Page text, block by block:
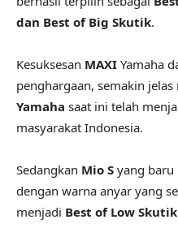
dan Best of Big Skutik.
Kesuksesan MAXI Yamaha
penghargaan, semakin
Yamaha saat ini telah
masyarakat Indonesia.
Sedangkan Mio S yang baru
dengan warna anyar yang
menjadi Best of Low Skutik